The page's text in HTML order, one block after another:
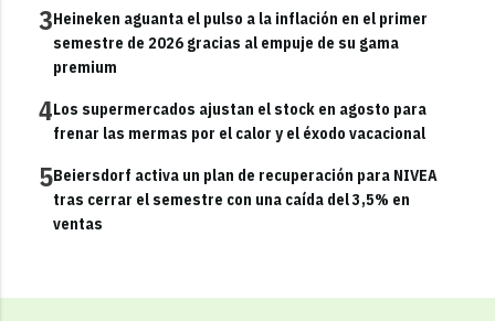
3Heineken aguanta el pulso a la inflación en el primer
semestre de 2026 gracias al empuje de su gama
premium
4Los supermercados ajustan el stock en agosto para
frenar las mermas por el calor y el éxodo vacacional
5Beiersdorf activa un plan de recuperación para NIVEA
tras cerrar el semestre con una caída del 3,5% en
ventas